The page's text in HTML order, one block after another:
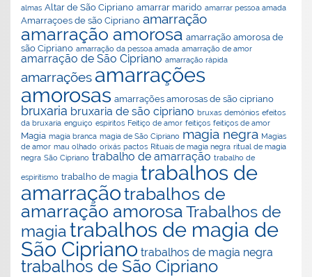
almas Altar de São Cipriano amarrar marido amarrar pessoa amada
Amarraçoes de são Cipriano amarração
amarração amorosa amarração amorosa de
são Cipriano amarração da pessoa amada amarração de amor
amarração de São Cipriano amarração rápida
amarrações amarrações
amorosas amarrações amorosas de são cipriano
bruxaria bruxaria de são cipriano bruxas demónios efeitos
da bruxaria enguiço espiritos Feitiço de amor feitiços feitiços de amor
Magia magia branca magia de São Cipriano magia negra Magias
de amor mau olhado orixás pactos Rituais de magia negra ritual de magia
negra São Cipriano trabalho de amarração trabalho de
espiritismo trabalho de magia trabalhos de
amarraçãotrabalhos de
amarração amorosa Trabalhos de
magia trabalhos de magia de
São Cipriano trabalhos de magia negra
trabalhos de São Cipriano